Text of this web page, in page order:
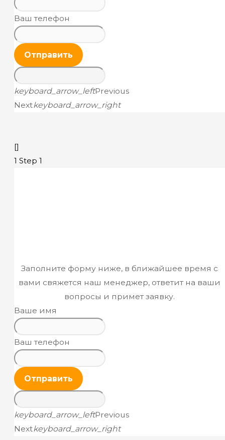
Ваш телефон
Отправить
keyboard_arrow_leftPrevious
Nextkeyboard_arrow_right
[]
1 Step 1
Заполните форму ниже, в ближайшее время с
вами свяжется наш менеджер, ответит на ваши
вопросы и примет заявку.
Ваше имя
Ваш телефон
Отправить
keyboard_arrow_leftPrevious
Nextkeyboard_arrow_right